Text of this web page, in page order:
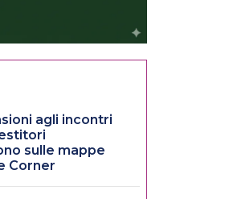
agli incontri
sulle mappe
Corner